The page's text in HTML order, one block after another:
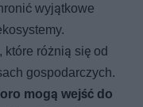
wyjątkowe
różnią się od
gospodarczych.
mogą wejść do